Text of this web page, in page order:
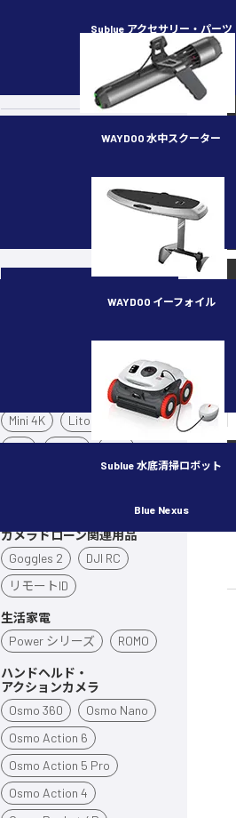
Sublue アクセサリー・パーツ
WAYDOO 水中スクーター
WAYDOO イーフォイル
Sublue 水底清掃ロボット
Blue Nexus
Air 3S
Mini 3
Mini 4K
Lito X1
Lito 1
Flip
Neo 2
Neo
カメラドローン関連用品
Goggles 2
DJI RC
リモートID
生活家電
Power シリーズ
ROMO
ハンドヘルド・
アクションカメラ
Osmo 360
Osmo Nano
Osmo Action 6
Osmo Action 5 Pro
Osmo Action 4